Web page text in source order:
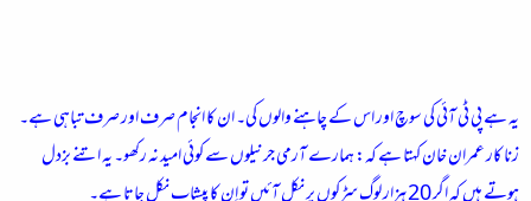
یہ ہے پی ٹی آئی کی سوچ اور اس کے چاہنے والوں کی۔ ان کا انجام صرف اور صرف تباہی ہے۔
زنا کار عمران خان کہتا ہے کہ: ہمارے آرمی جرنیلوں سے کوئی امید نہ رکھو۔ یہ اتنے بزدل